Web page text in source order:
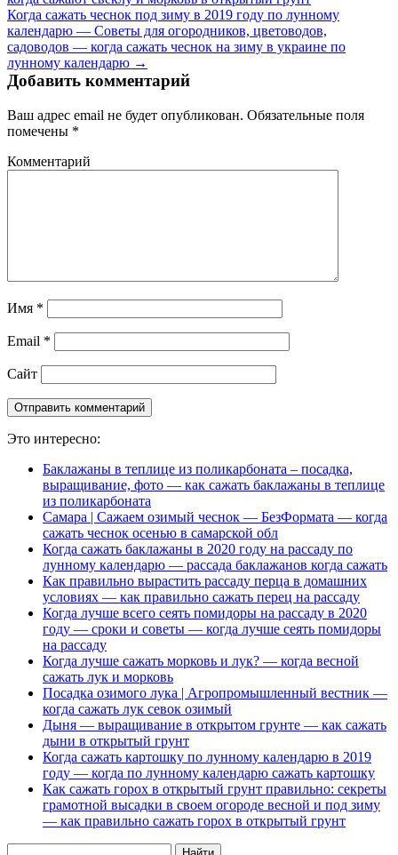
Когда сажать чеснок под зиму в 2019 году по лунному
календарю — Советы для огородников, цветоводов,
садоводов — когда сажать чеснок на зиму в украине по
лунному календарю →
Добавить комментарий
Ваш адрес email не будет опубликован. Обязательные поля
помечены *
Комментарий
Имя *
Email *
Сайт
Это интересно:
Баклажаны в теплице из поликарбоната – посадка,
выращивание, фото — как сажать баклажаны в теплице
из поликарбоната
Самара | Сажаем озимый чеснок — БезФормата — когда
сажать чеснок осенью в самарской обл
Когда сажать баклажаны в 2020 году на рассаду по
лунному календарю — рассада баклажанов когда сажать
Как правильно вырастить рассаду перца в домашних
условиях — как правильно сажать перец на рассаду
Когда лучше всего сеять помидоры на рассаду в 2020
году — сроки и советы — когда лучше сеять помидоры
на рассаду
Когда лучше сажать морковь и лук? — когда весной
сажать лук и морковь
Посадка озимого лука | Агропромышленный вестник —
когда сажать лук севок озимый
Дыня — выращивание в открытом грунте — как сажать
дыни в открытый грунт
Когда сажать картошку по лунному календарю в 2019
году — когда по лунному календарю сажать картошку
Как сажать горох в открытый грунт правильно: секреты
грамотной высадки в своем огороде весной и под зиму
— как правильно сажать горох в открытый грунт